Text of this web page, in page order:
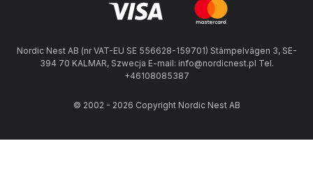
Nordic Nest AB (nr VAT-EU SE 556628-159701) Stämpelvägen 3, SE-
394 70 KALMAR, Szwecja E-mail: info@nordicnest.pl Tel.
+46108085387
© 2002 - 2026 Copyright Nordic Nest AB